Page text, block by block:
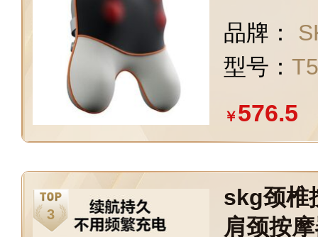
品牌：
型号： T5
￥576.5
skg颈椎
肩颈按